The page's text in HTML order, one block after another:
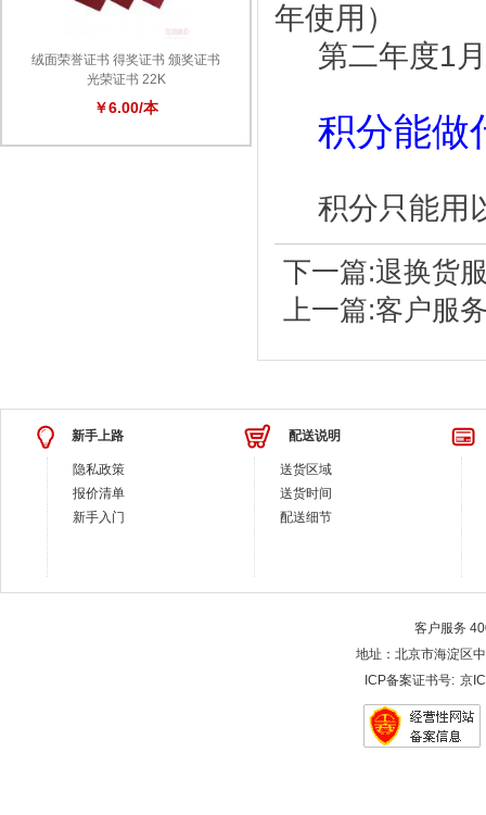
绒面荣誉证书 得奖证书 颁奖证书
光荣证书 22K
￥6.00/本
年使用）
第二年度1月
积分能做
积分只能用
下一篇:退换货
上一篇:客户服
新手上路
隐私政策
报价清单
新手入门
配送说明
送货区域
送货时间
配送细节
客户服务
地址：北京市海淀区
ICP备案证书号: 京